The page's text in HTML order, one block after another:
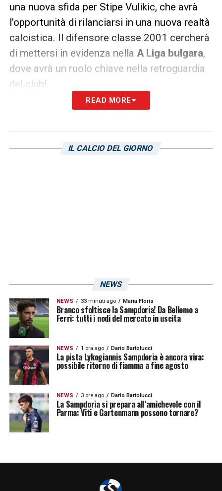
una nuova sfida per Stipe Vulikic, che avrà
l’opportunità di rilanciarsi in una nuova realtà
calcistica. Il difensore classe 2001 cercherà
di mettersi in evidenza nella A Liga bulgara,
dove avrà un ruolo chiave nella retroguardia
del club!
LA PLAYLIST DELLE NOSTRE TOP NEWS
READ MORE
IL CALCIO DEL GIORNO
NEWS
NEWS 33 minuti ago Maria Floris
Branco sfoltisce la Sampdoria! Da Bellemo a
Ferri: tutti i nodi del mercato in uscita
NEWS 1 ora ago Dario Bartolucci
La pista Lykogiannis Sampdoria è ancora viva:
possibile ritorno di fiamma a fine agosto
NEWS 3 ore ago Dario Bartolucci
La Sampdoria si prepara all’amichevole con il
Parma: Viti e Gartenmann possono tornare?